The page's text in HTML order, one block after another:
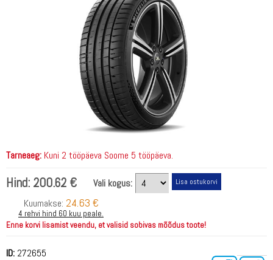
Tarneaeg: Kuni 2 tööpäeva Soome 5 tööpäeva.
Hind: 200.62 €
Vali kogus:
Kuumakse: 24.63 €
4 rehvi hind 60 kuu peale.
Enne korvi lisamist veendu, et valisid sobivas mõõdus toote!
ID: 272655